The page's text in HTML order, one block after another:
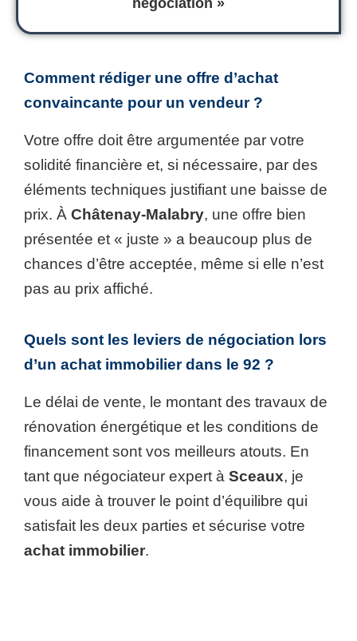
négociation »
Comment rédiger une offre d’achat
convaincante pour un vendeur ?
Votre offre doit être argumentée par votre
solidité financière et, si nécessaire, par des
éléments techniques justifiant une baisse de
prix. À Châtenay-Malabry, une offre bien
présentée et « juste » a beaucoup plus de
chances d’être acceptée, même si elle n’est
pas au prix affiché.
Quels sont les leviers de négociation lors
d’un achat immobilier dans le 92 ?
Le délai de vente, le montant des travaux de
rénovation énergétique et les conditions de
financement sont vos meilleurs atouts. En
tant que négociateur expert à Sceaux, je
vous aide à trouver le point d’équilibre qui
satisfait les deux parties et sécurise votre
achat immobilier.